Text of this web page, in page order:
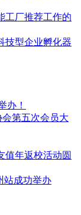
工厂推荐工作的
技型企业孵化器
办！
第五次会员大
值年返校活动圆
站成功举办